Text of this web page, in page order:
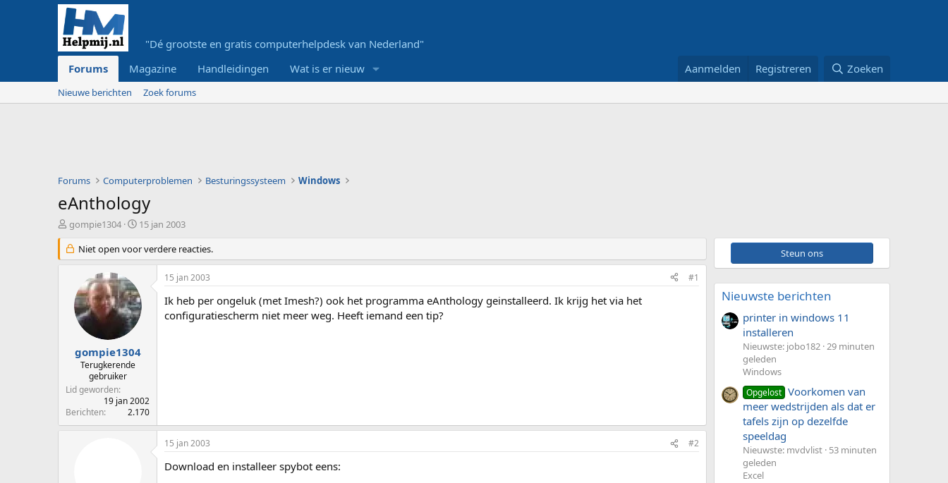
"Dé grootste en gratis computerhelpdesk van Nederland"
Forums
Magazine Handleidingen Wat is er nieuw Aanmelden Registreren Zoeken
Nieuwe berichten Zoek forums
Forums Computerproblemen Besturingssysteem Windows
eAnthology
O
d
e
t
r
gompie1304
S
a
r
a
t
15 jan 2003
Niet open voor verdere reacties.
gompie1304
Terugkerende
gebruiker
Lid geworden
19 jan 2002
Berichten
2.170
15 jan 2003 #1
Ik heb per ongeluk (met Imesh?) ook het programma eAnthology geinstalleerd. Ik krijg het via het
configuratiescherm niet meer weg. Heeft iemand een tip?
15 jan 2003 #2
Download en installeer spybot eens:
Steun ons
Nieuwste berichten
printer in windows 11
installeren
Nieuwste: jobo182 29 minuten
geleden
Windows
Opgelost Voorkomen van
meer wedstrijden als dat er
tafels zijn op dezelfde
speeldag
Nieuwste: mvdvlist 53 minuten
geleden
Excel